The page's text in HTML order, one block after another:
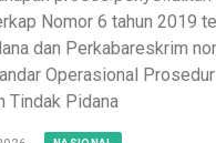
Nomor 6 tahun 2019
dan Perkabareskrim
Operasional
Tindak Pidana